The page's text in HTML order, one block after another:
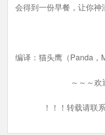
会得到一份早餐，让你神
编译：猫头鹰（Panda，
～～～欢
！！！转载请联